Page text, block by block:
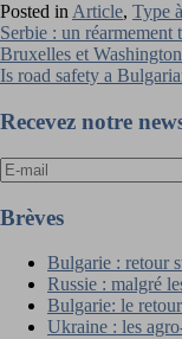
Posted inArticle, Type
Navigation
de
Serbie : un réarmement
Bruxelles et
Is road safety a
Recevez notre
Brèves
Bulgarie : retour
Russie : malgré
Bulgarie: le
Ukraine : les